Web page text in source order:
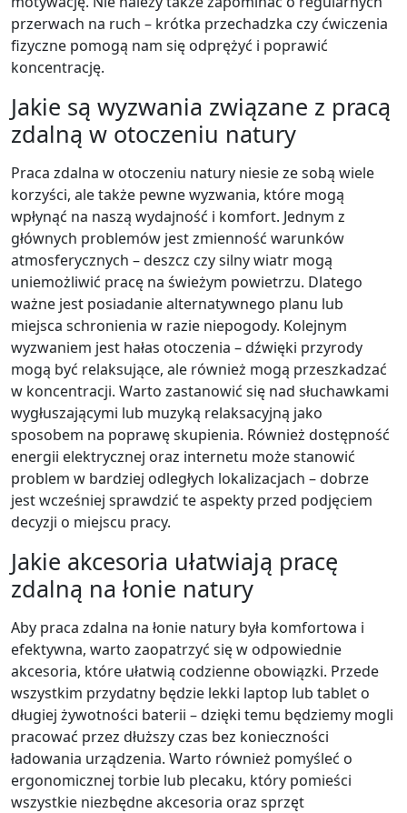
przerwach na ruch – krótka przechadzka czy ćwiczenia
fizyczne pomogą nam się odprężyć i poprawić
koncentrację.
Jakie są wyzwania związane z pracą
zdalną w otoczeniu natury
Praca zdalna w otoczeniu natury niesie ze sobą wiele
korzyści, ale także pewne wyzwania, które mogą
wpłynąć na naszą wydajność i komfort. Jednym z
głównych problemów jest zmienność warunków
atmosferycznych – deszcz czy silny wiatr mogą
uniemożliwić pracę na świeżym powietrzu. Dlatego
ważne jest posiadanie alternatywnego planu lub
miejsca schronienia w razie niepogody. Kolejnym
wyzwaniem jest hałas otoczenia – dźwięki przyrody
mogą być relaksujące, ale również mogą przeszkadzać
w koncentracji. Warto zastanowić się nad słuchawkami
wygłuszającymi lub muzyką relaksacyjną jako
sposobem na poprawę skupienia. Również dostępność
energii elektrycznej oraz internetu może stanowić
problem w bardziej odległych lokalizacjach – dobrze
jest wcześniej sprawdzić te aspekty przed podjęciem
decyzji o miejscu pracy.
Jakie akcesoria ułatwiają pracę
zdalną na łonie natury
Aby praca zdalna na łonie natury była komfortowa i
efektywna, warto zaopatrzyć się w odpowiednie
akcesoria, które ułatwią codzienne obowiązki. Przede
wszystkim przydatny będzie lekki laptop lub tablet o
długiej żywotności baterii – dzięki temu będziemy mogli
pracować przez dłuższy czas bez konieczności
ładowania urządzenia. Warto również pomyśleć o
ergonomicznej torbie lub plecaku, który pomieści
wszystkie niezbędne akcesoria oraz sprzęt